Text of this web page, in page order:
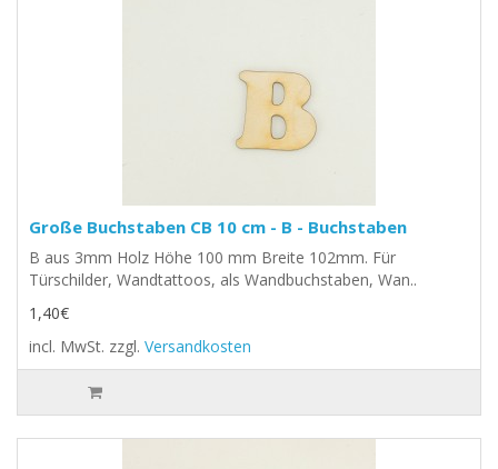
Große Buchstaben CB 10 cm - B - Buchstaben
B aus 3mm Holz Höhe 100 mm Breite 102mm. Für
Türschilder, Wandtattoos, als Wandbuchstaben, Wan..
1,40€
incl. MwSt. zzgl. Versandkosten